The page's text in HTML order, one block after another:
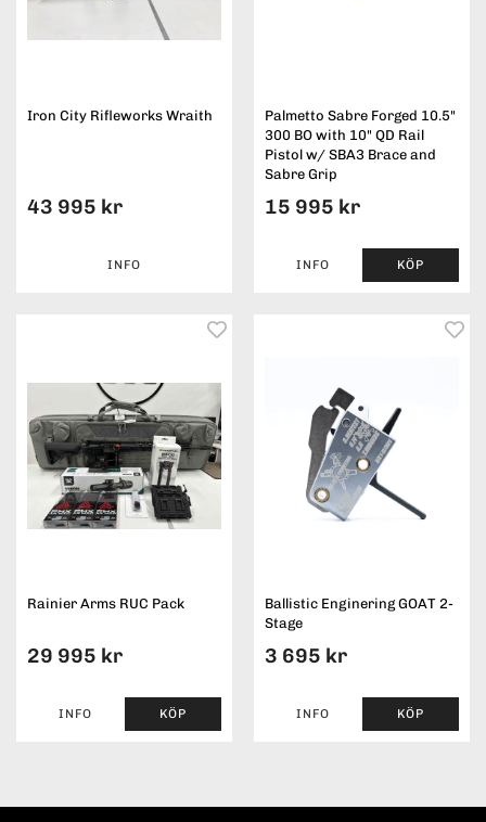
Iron City Rifleworks Wraith
43 995 kr
INFO
Palmetto Sabre Forged 10.5"
300 BO with 10" QD Rail
Pistol w/ SBA3 Brace and
Sabre Grip
15 995 kr
INFO KÖP
Rainier Arms RUC Pack
29 995 kr
INFO KÖP
Ballistic Enginering GOAT 2-
Stage
3 695 kr
INFO KÖP